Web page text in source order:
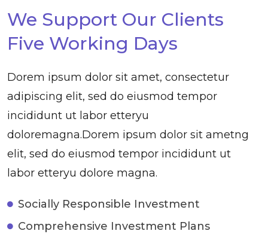
We Support Our Clients
Five Working Days
Dorem ipsum dolor sit amet, consectetur
adipiscing elit, sed do eiusmod tempor
incididunt ut labor etteryu
doloremagna.Dorem ipsum dolor sit ametng
elit, sed do eiusmod tempor incididunt ut
labor etteryu dolore magna.
Socially Responsible Investment
Comprehensive Investment Plans